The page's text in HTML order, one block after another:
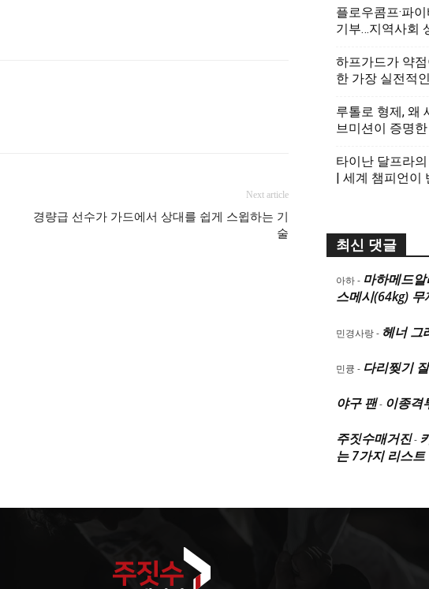
Next article
경량급 선수가 가드에서 상대를 쉽게 스윕하는 기
술
플로우콤프·파
기부…지역사회
하프가드가 약
한 가장 실전적
루톨로 형제, 왜
브미션이 증명
타이난 달프라
| 세계 챔피언
최신 댓글
아하- 마하메드
스메시(64kg)
민경사랑- 헤너 그
민큥 - 다리찢기
야구 팬- 이종격
주짓수매거진-
는 7가지 리스트